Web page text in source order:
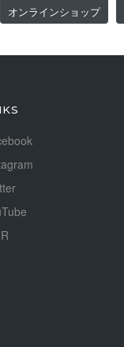
オンラインショップ